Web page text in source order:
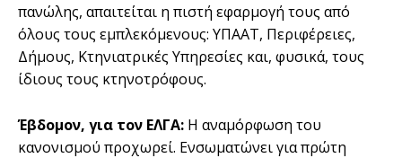
πανώλης, απαιτείται η πιστή εφαρμογή τους από
όλους τους εμπλεκόμενους: ΥΠΑΑΤ, Περιφέρειες,
Δήμους, Κτηνιατρικές Υπηρεσίες και, φυσικά, τους
ίδιους τους κτηνοτρόφους.
Έβδομον, για τον ΕΛΓΑ: Η αναμόρφωση του
κανονισμού προχωρεί. Ενσωματώνει για πρώτη